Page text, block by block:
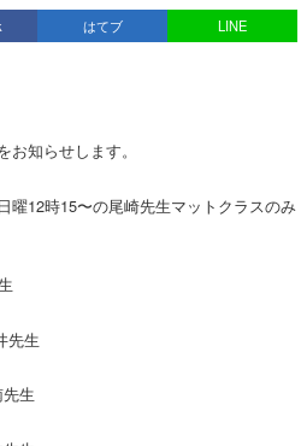
はてブ LINE
知らせします。
曜12時15〜の尾崎先生マットクラスのみ
先生
生